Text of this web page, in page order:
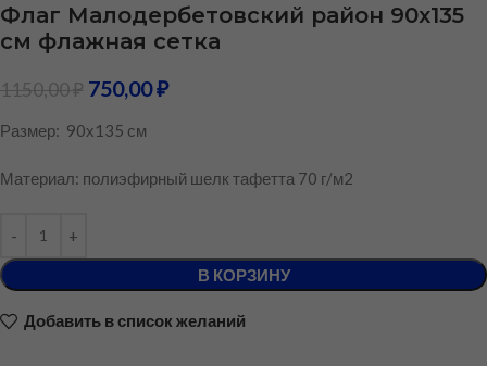
Флаг Малодербетовский район 90х135
см флажная сетка
1150,00₽ 750,00₽
Размер: 90х135 см
Материал: полиэфирный шелк тафетта 70 г/м2
В КОРЗИНУ
Добавить в список желаний